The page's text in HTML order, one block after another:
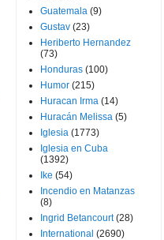
Guatemala (9)
Gustav (23)
Heriberto Hernandez
(73)
Honduras (100)
Humor (215)
Huracan Irma (14)
Huracán Melissa (5)
Iglesia (1773)
Iglesia en Cuba
(1392)
Ike (54)
Incendio en Matanzas
(8)
Ingrid Betancourt (28)
International (2690)